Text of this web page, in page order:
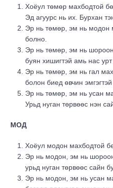
Хоёул төмөр махбодтой
Эд агуурс нь их. Бурхан
Эр нь төмөр, эм нь модон
болно.
Эр нь төмөр, эм нь
буян хишигтэй амь нас урт
Эр нь төмөр, эм нь гал
болон биед өвчин
Эр нь төмөр, эм нь усан
Урьд нуган төрвөөс нэн
МОД
Хоёул модон махбодтой
Эр нь модон, эм нь
урьд нуган төрвөөс сайн
Эр нь модон, эм нь усан